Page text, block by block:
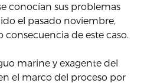
conocían sus problemas
el pasado noviembre,
de este caso.
marine y exagente del
el marco del proceso por